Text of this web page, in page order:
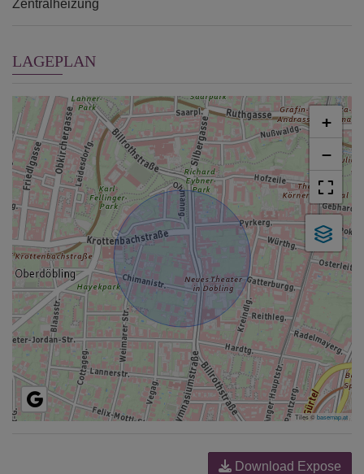
Zentralheizung
LAGEPLAN
+
−
Tiles ©basemap.at
Download Expose